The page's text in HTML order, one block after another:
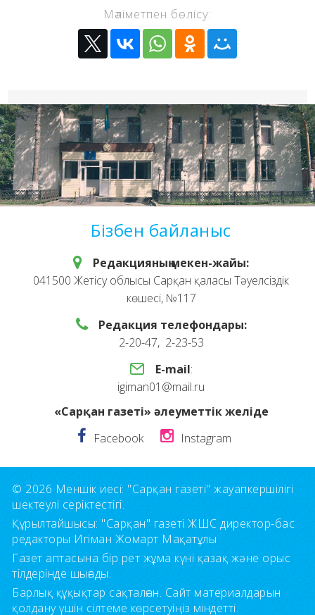
Мәліметпен бөлісу:
Бізбен байланыс
Редакцияның мекен-жайы:
041500 Жетісу облысы Сарқан қаласы Тәуелсіздік
көшесі, №117
Редакция телефондары:
2-20-47, 2-23-53
E-mail:
igiman01@mail.ru
«Сарқан газеті» әлеуметтік желіде
Facebook
Instagram
© 2026 Меншік иесі: "Сарқан газеті" жауапкершілігі
шектеулі серіктестігі.
Құрылтайшысы: "Сарқан" газеті ЖШС директор-бас
редакторы Игіман Жомарт Мақатұлы
Газет аптасына бір рет жұма күні қазақ және орыс
тілдерінде шығады.
Барлық құқықтар сақталған. Сайт материалдарын
қолдану үшін сілтеме көрсетуіңіз міндетті.